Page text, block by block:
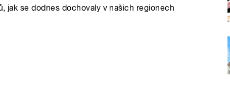
jak se dodnes dochovaly v našich regionech